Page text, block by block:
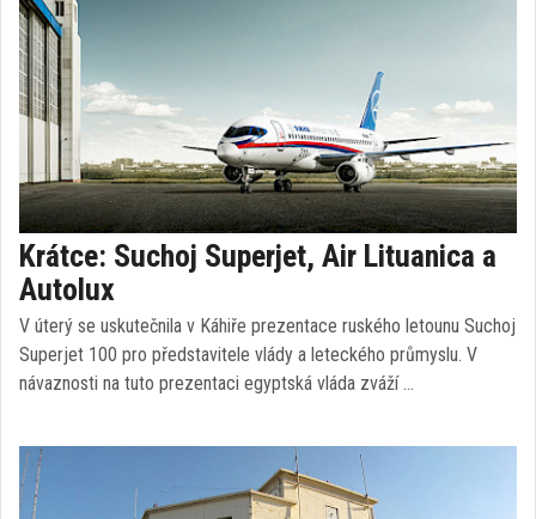
Krátce: Suchoj Superjet, Air Lituanica a
Autolux
V úterý se uskutečnila v Káhiře prezentace ruského letounu Suchoj
Superjet 100 pro představitele vlády a leteckého průmyslu. V
návaznosti na tuto prezentaci egyptská vláda zváží …